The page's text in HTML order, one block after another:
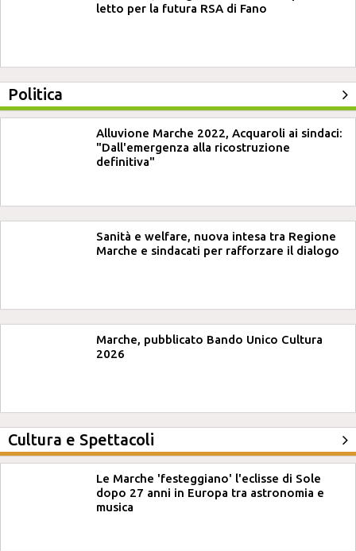
letto per la futura RSA di Fano
Politica
Alluvione Marche 2022, Acquaroli ai sindaci:
"Dall'emergenza alla ricostruzione
definitiva"
Sanità e welfare, nuova intesa tra Regione
Marche e sindacati per rafforzare il dialogo
Marche, pubblicato Bando Unico Cultura
2026
Cultura e Spettacoli
Le Marche 'festeggiano' l'eclisse di Sole
dopo 27 anni in Europa tra astronomia e
musica